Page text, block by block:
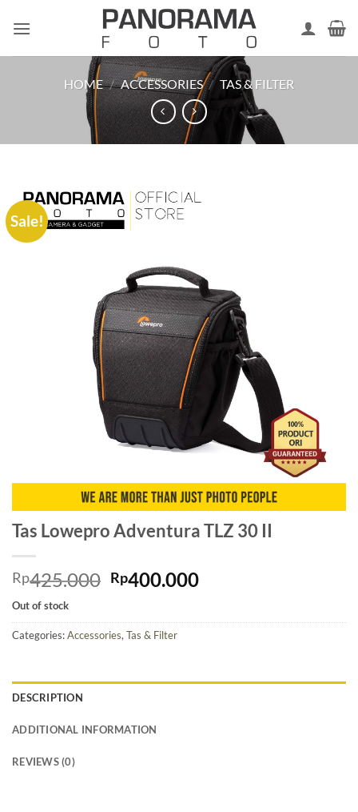
HOME / ACCESSORIES / TAS & FILTER
Sale!
Tas Lowepro Adventura TLZ 30 II
Rp425.000 Original
was:
Rp425.000.
Rp400.000Current
is:
Out of stock
Categories:Accessories, Tas & Filter
DESCRIPTION
ADDITIONAL INFORMATION
REVIEWS (0)